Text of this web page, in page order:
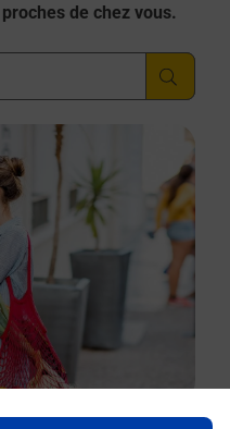
de chez vous.